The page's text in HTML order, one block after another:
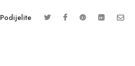
Podijelite